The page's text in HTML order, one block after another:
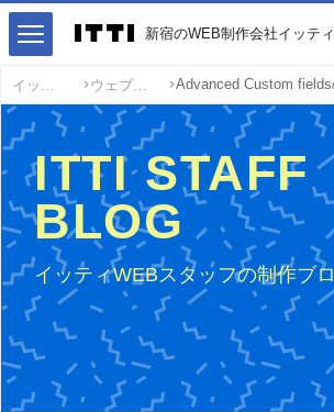
イッティ ウェブ制作
ITTI STAFF
BLOG
イッティWEBスタッフの制作ブ
新宿のWEB制作会社イッティ